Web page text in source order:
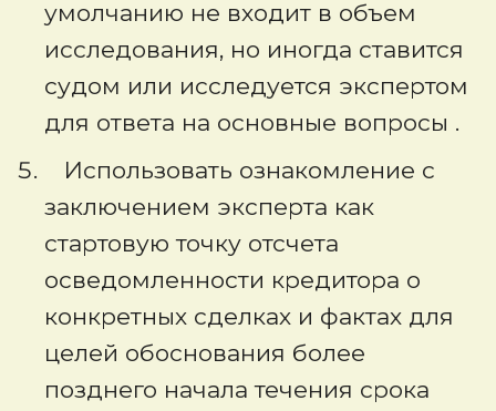
умолчанию не входит в объем
исследования, но иногда ставится
судом или исследуется экспертом
для ответа на основные вопросы .
Использовать ознакомление с
заключением эксперта как
стартовую точку отсчета
осведомленности кредитора о
конкретных сделках и фактах для
целей обоснования более
позднего начала течения срока